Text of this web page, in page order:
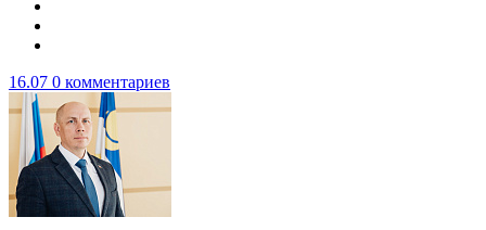
16.07 0 комментариев